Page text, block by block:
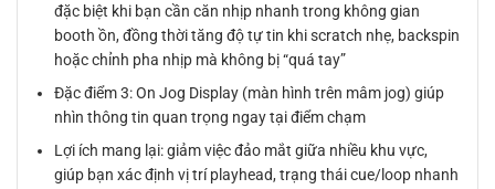
đặc biệt khi bạn cần căn nhịp nhanh trong không gian
booth ồn, đồng thời tăng độ tự tin khi scratch nhẹ, backspin
hoặc chỉnh pha nhịp mà không bị “quá tay”
Đặc điểm 3: On Jog Display (màn hình trên mâm jog) giúp
nhìn thông tin quan trọng ngay tại điểm chạm
Lợi ích mang lại: giảm việc đảo mắt giữa nhiều khu vực,
giúp bạn xác định vị trí playhead, trạng thái cue/loop nhanh